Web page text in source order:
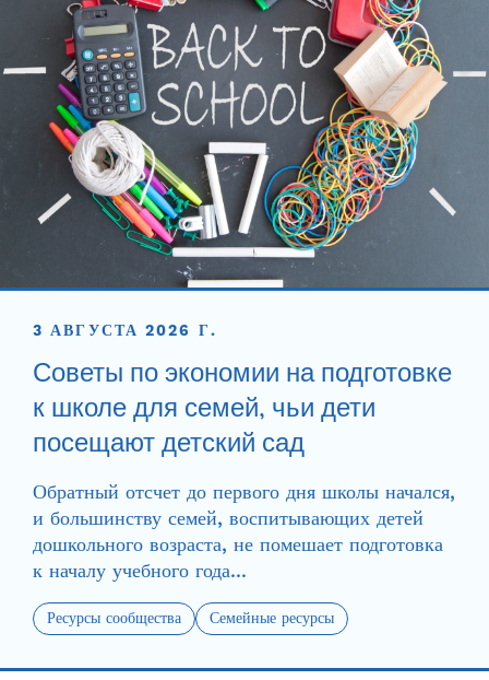
3 АВГУСТА 2026 Г.
Советы по экономии на подготовке
к школе для семей, чьи дети
посещают детский сад
Обратный отсчет до первого дня школы начался,
и большинству семей, воспитывающих детей
дошкольного возраста, не помешает подготовка
к началу учебного года...
Ресурсы сообщества Семейные ресурсы